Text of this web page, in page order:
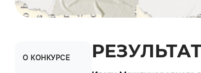
О КОНКУРСЕ